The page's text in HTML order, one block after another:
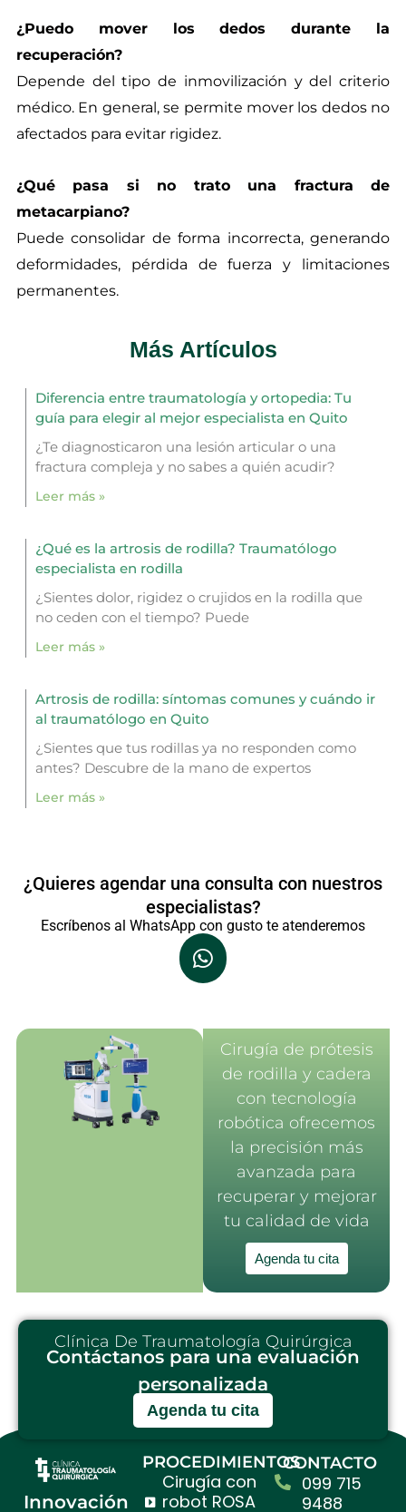
¿Puedo mover los dedos durante la
recuperación?
Depende del tipo de inmovilización y del criterio
médico. En general, se permite mover los dedos no
afectados para evitar rigidez.
¿Qué pasa si no trato una fractura de
metacarpiano?
Puede consolidar de forma incorrecta, generando
deformidades, pérdida de fuerza y limitaciones
permanentes.
Más Artículos
Diferencia entre traumatología y ortopedia: Tu
guía para elegir al mejor especialista en Quito
¿Te diagnosticaron una lesión articular o una
fractura compleja y no sabes a quién acudir?
Leer más »
¿Qué es la artrosis de rodilla? Traumatólogo
especialista en rodilla
¿Sientes dolor, rigidez o crujidos en la rodilla que
no ceden con el tiempo? Puede
Leer más »
Artrosis de rodilla: síntomas comunes y cuándo ir
al traumatólogo en Quito
¿Sientes que tus rodillas ya no responden como
antes? Descubre de la mano de expertos
Leer más »
¿Quieres agendar una consulta con nuestros
especialistas?
Escríbenos al WhatsApp con gusto te atenderemos
Cirugía de prótesis
de rodilla y cadera
con tecnología
robótica ofrecemos
la precisión más
avanzada para
recuperar y mejorar
tu calidad de vida
Agenda tu cita
Clínica De Traumatología Quirúrgica
Contáctanos para una evaluación
personalizada
Agenda tu cita
Innovación
PROCEDIMIENTOS
Cirugía con
robot ROSA
CONTACTO
099 715
9488